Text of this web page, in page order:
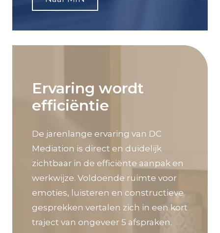
Ervaring wordt
efficiëntie
De jarenlange ervaring van DC
Mediation is direct en duidelijk
zichtbaar in de efficiënte aanpak en
werkwijze. Voldoende ruimte voor
emoties, luisteren en constructieve
gesprekken vertalen zich in een kort
traject van ongeveer 5 afspraken.